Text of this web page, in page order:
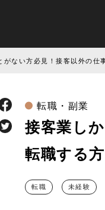
がない方必見！接客以外の仕
転職・副業
接客業し
転職する
転職 未経験